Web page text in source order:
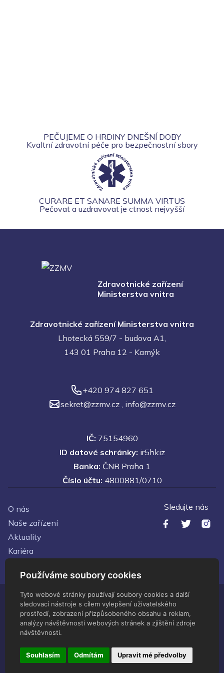
Používáme soubory cookies
Tyto webové stránky používají soubory cookies a další
sledovací nástroje s cílem vylepšení uživatelského
prostředí, zobrazení přizpůsobeného obsahu a reklam,
analýzy návštěvnosti webových stránek a zjištění zdroje
návštěvnosti.
Souhlasím Odmítám Upravit mé předvolby
PEČUJEME O HRDINY DNEŠNÍ DOBY
Kvaltní zdravotní péče pro bezpečnostní sbory
CURARE ET SANARE SUMMA VIRTUS
Pečovat a uzdravovat je ctnost nejvyšší
Zdravotnické zařízení
Ministerstva vnitra
Zdravotnické zařízení Ministerstva vnitra
Lhotecká 559/7 - budova A1,
143 01 Praha 12 - Kamýk
+420 974 827 651
sekret@zzmv.cz info@zzmv.cz
IČ: 75154960
ID datové schránky: ir5hkiz
Banka: ČNB Praha 1
Číslo účtu: 4800881/0710
O nás
Naše zařízení
Aktuality
Kariéra
Sledujte nás
© Zdravotnické zařízení Ministerstva vnitra - 2026 Všechna
práva vyhrazena
Administrace
Vytvořeno
servisdesign